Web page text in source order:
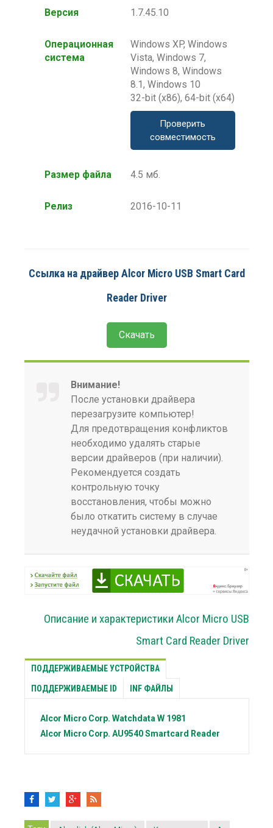
Версия 1.7.45.10
Операционная
система
Windows XP, Windows
Vista, Windows 7,
Windows 8, Windows
8.1, Windows 10
32-bit (x86), 64-bit (x64)
Проверить
совместимость
Размер файла 4.5 мб.
Релиз 2016-10-11
Ссылка на драйвер Alcor Micro USB Smart Card
Reader Driver
Скачать
Внимание!
После установки драйвера
перезагрузите компьютер!
Для предотвращения конфликтов
необходимо удалять старые
версии драйверов (при наличии).
Рекомендуется создать
контрольную точку
восстановления, чтобы можно
было откатить систему в случае
неудачной установки драйвера.
Описание и характеристики Alcor Micro USB
Smart Card Reader Driver
ПОДДЕРЖИВАЕМЫЕ УСТРОЙСТВА
ПОДДЕРЖИВАЕМЫЕ ID INF ФАЙЛЫ
Alcor Micro Corp. Watchdata W 1981
Alcor Micro Corp. AU9540 Smartcard Reader